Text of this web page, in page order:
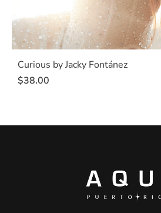
Curious by Jacky Fontánez
$38.00